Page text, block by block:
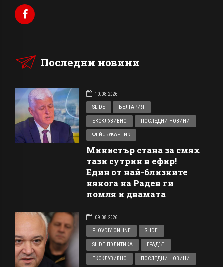
Последни новини
10.08.2026
SLIDE
БЪЛГАРИЯ
ЕКСКЛУЗИВНО ПОСЛЕДНИ НОВИНИ
ФЕЙСБУКАРНИК
Министър стана за смях
тази сутрин в ефир!
Един от най-близките
някога на Радев ги
помля и двамата
09.08.2026
PLOVDIV ONLINE
SLIDE
SLIDE ПОЛИТИКА ГРАДЪТ
ЕКСКЛУЗИВНО ПОСЛЕДНИ НОВИНИ